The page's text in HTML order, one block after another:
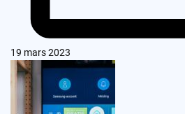
19 mars 2023